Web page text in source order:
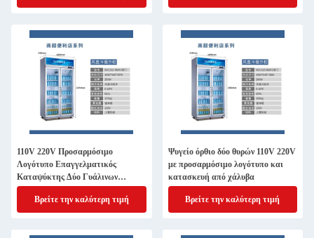
110V 220V Προσαρμόσιμο
Λογότυπο Επαγγελματικός
Καταψύκτης Δύο Γυάλινων
Πορτών για την Επιχείρησή σας
Βρείτε την καλύτερη τιμή
Ψυγείο όρθιο δύο θυρών 110V 220V
με προσαρμόσιμο λογότυπο και
κατασκευή από χάλυβα
Βρείτε την καλύτερη τιμή